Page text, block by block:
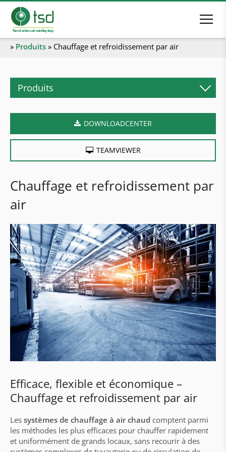
» Produits » Chauffage et refroidissement par air
Produits
Chaudières bûches
Chaudières combinées
Chaudières copeaux
Accumulateurs
Primes & subventions
Sous-stations & stations satellites
Sous-stations
Régulation et visualisation aqo360°
Stations d'appartements
Automatisation des bâtiments & travaux
électrique
Automatisations avec Siemens & Loytec
Construction d'armoires électriques
Service d'assistance
DOWNLOADCENTER
TEAMVIEWER
Chauffage et refroidissement par
air
Efficace, flexible et économique –
Chauffage et refroidissement par air
Les systèmes de chauffage à air chaud comptent parmi
les méthodes les plus efficaces pour chauffer rapidement
et uniformément de grands locaux, sans recourir à des